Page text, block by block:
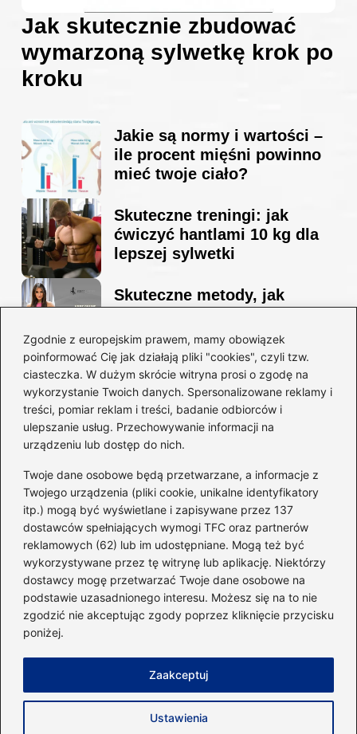
Zgodnie z europejskim prawem, mamy obowiązek
poinformować Cię jak działają pliki "cookies", czyli tzw.
ciasteczka. W dużym skrócie witryna prosi o zgodę na
wykorzystanie Twoich danych. Spersonalizowane reklamy i
treści, pomiar reklam i treści, badanie odbiorców i
ulepszanie usług. Przechowywanie informacji na
urządzeniu lub dostęp do nich.
Twoje dane osobowe będą przetwarzane, a informacje z
Twojego urządzenia (pliki cookie, unikalne identyfikatory
itp.) mogą być wyświetlane i zapisywane przez 137
dostawców spełniających wymogi TFC oraz partnerów
reklamowych (62) lub im udostępniane. Mogą też być
wykorzystywane przez tę witrynę lub aplikację. Niektórzy
dostawcy mogę przetwarzać Twoje dane osobowe na
podstawie uzasadnionego interesu. Możesz się na to nie
zgodzić nie akceptując zgody poprzez kliknięcie przycisku
poniżej.
Ustawienia
Zaakceptuj
Jak skutecznie zbudować
wymarzoną sylwetkę krok po
kroku
Jakie są normy i wartości –
ile procent mięśni powinno
mieć twoje ciało?
Skuteczne treningi: jak
ćwiczyć hantlami 10 kg dla
lepszej sylwetki
Skuteczne metody, jak
sylwetkę w zaledwie 90 dni
Idealny garnitur: jak dobrać
go do swojej sylwetki?
Kategorie
Dieta i kalorie(221)
Fitness(236)
Siłownia(101)
Sport(60)
Sprzęt i akcesoria(25)
Suplementy(38)
Zasady użytkowania